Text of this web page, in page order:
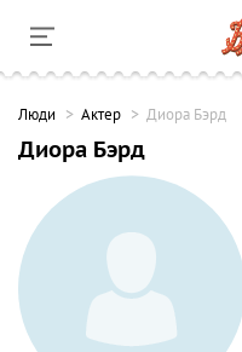
Люди Актер Диора Бэрд
Диора Бэрд